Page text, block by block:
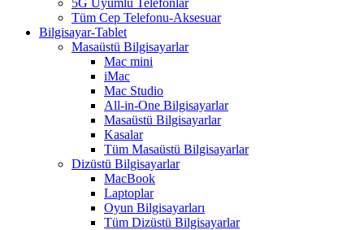
5G Uyumlu Telefonlar
Tüm Cep Telefonu-Aksesuar
Bilgisayar-Tablet
Masaüstü Bilgisayarlar
Mac mini
iMac
Mac Studio
All-in-One Bilgisayarlar
Masaüstü Bilgisayarlar
Kasalar
Tüm Masaüstü Bilgisayarlar
Dizüstü Bilgisayarlar
MacBook
Laptoplar
Oyun Bilgisayarları
Tüm Dizüstü Bilgisayarlar